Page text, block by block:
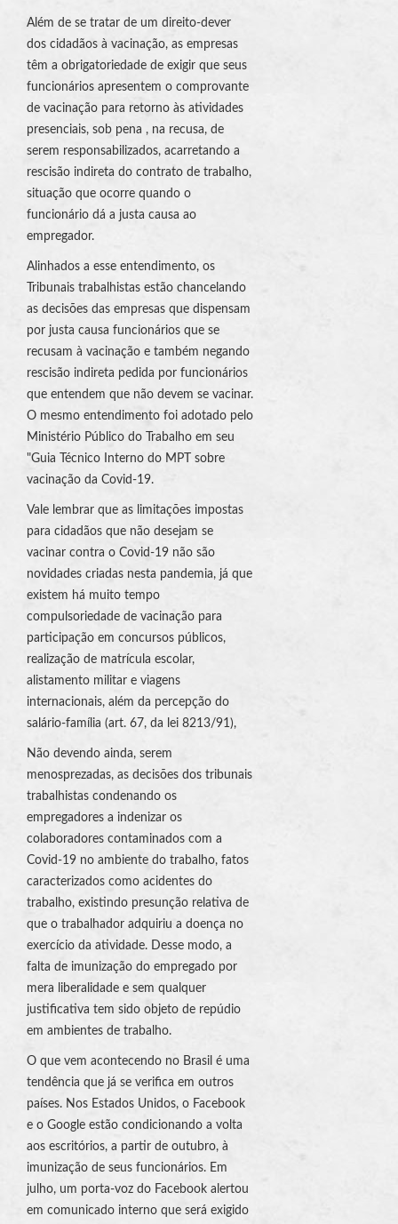
Além de se tratar de um direito-dever
dos cidadãos à vacinação, as empresas
têm a obrigatoriedade de exigir que seus
funcionários apresentem o comprovante
de vacinação para retorno às atividades
presenciais, sob pena , na recusa, de
serem responsabilizados, acarretando a
rescisão indireta do contrato de trabalho,
situação que ocorre quando o
funcionário dá a justa causa ao
empregador.
Alinhados a esse entendimento, os
Tribunais trabalhistas estão chancelando
as decisões das empresas que dispensam
por justa causa funcionários que se
recusam à vacinação e também negando
rescisão indireta pedida por funcionários
que entendem que não devem se vacinar.
O mesmo entendimento foi adotado pelo
Ministério Público do Trabalho em seu
"Guia Técnico Interno do MPT sobre
vacinação da Covid-19.
Vale lembrar que as limitações impostas
para cidadãos que não desejam se
vacinar contra o Covid-19 não são
novidades criadas nesta pandemia, já que
existem há muito tempo
compulsoriedade de vacinação para
participação em concursos públicos,
realização de matrícula escolar,
alistamento militar e viagens
internacionais, além da percepção do
salário-família (art. 67, da lei 8213/91),
Não devendo ainda, serem
menosprezadas, as decisões dos tribunais
trabalhistas condenando os
empregadores a indenizar os
colaboradores contaminados com a
Covid-19 no ambiente do trabalho, fatos
caracterizados como acidentes do
trabalho, existindo presunção relativa de
que o trabalhador adquiriu a doença no
exercício da atividade. Desse modo, a
falta de imunização do empregado por
mera liberalidade e sem qualquer
justificativa tem sido objeto de repúdio
em ambientes de trabalho.
O que vem acontecendo no Brasil é uma
tendência que já se verifica em outros
países. Nos Estados Unidos, o Facebook
e o Google estão condicionando a volta
aos escritórios, a partir de outubro, à
imunização de seus funcionários. Em
julho, um porta-voz do Facebook alertou
em comunicado interno que será exigido